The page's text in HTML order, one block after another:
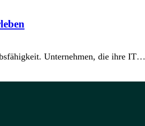
Unternehmen, die ihre IT…